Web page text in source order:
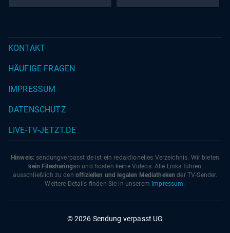
KONTAKT
HÄUFIGE FRAGEN
IMPRESSUM
DATENSCHUTZ
LIVE-TV-JETZT.DE
Hinweis: sendungverpasst.de ist ein redaktionelles Verzeichnis. Wir bieten
kein Filesharingan und hosten keine Videos. Alle Links führen
ausschließlich zu den offiziellen und legalen Mediatheken der TV-Sender.
Weitere Details finden Sie in unserem Impressum.
© 2026 Sendung verpasst UG